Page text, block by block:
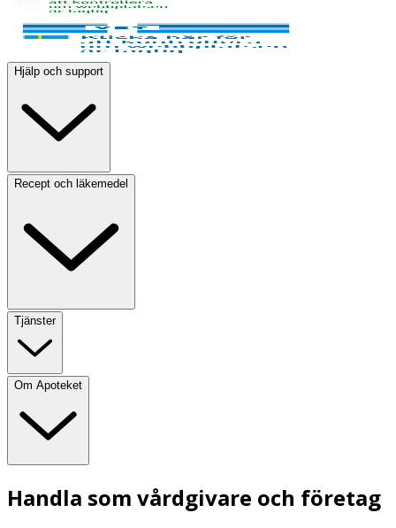
Hjälp och support
Recept och läkemedel
Tjänster
Om Apoteket
Handla som vårdgivare och företag